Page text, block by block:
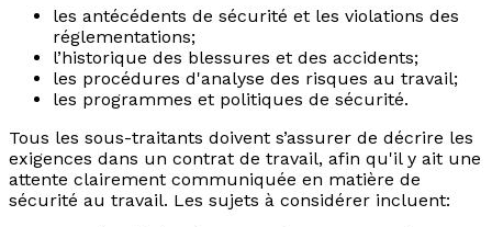
les antécédents de sécurité et les violations des
réglementations;
l’historique des blessures et des accidents;
les procédures d'analyse des risques au travail;
les programmes et politiques de sécurité.
Tous les sous-traitants doivent s’assurer de décrire les
exigences dans un contrat de travail, afin qu'il y ait une
attente clairement communiquée en matière de
sécurité au travail. Les sujets à considérer incluent: